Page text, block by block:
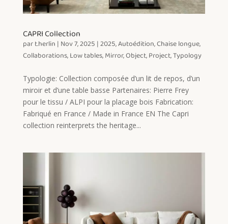
CAPRI Collection
part.herlin | Nov 7, 2025 |2025,Autoédition,Chaise longue,
Collaborations,Low tables,Mirror,Object,Project,Typology
Typologie: Collection composée d’un lit de repos, d’un
miroir et d’une table basse Partenaires: Pierre Frey
pour le tissu / ALPI pour la placage bois Fabrication:
Fabriqué en France / Made in France EN The Capri
collection reinterprets the heritage...